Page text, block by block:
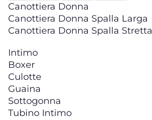
Canottiera Donna
Canottiera Donna Spalla Larga
Canottiera Donna Spalla Stretta
Intimo
Boxer
Culotte
Guaina
Sottogonna
Tubino Intimo